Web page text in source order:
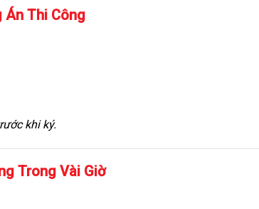
Án Thi Công
khi ký.
Trong Vài Giờ